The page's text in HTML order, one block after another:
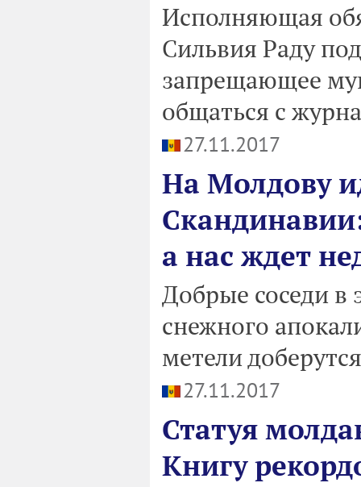
Исполняющая
Сильвия Раду
запрещающее
общаться с
27.11.2017
На Молдову
а нас ждет
Добрые соседи в
снежного
метели
27.11.2017
Статуя
Книгу